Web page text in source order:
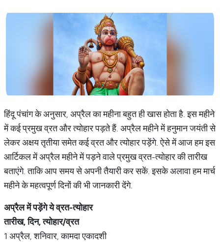
हिंदू पंचांग के अनुसार, अप्रैल का महीना बहुत ही खास होता है. इस महीने
में कई प्रमुख व्रत और त्योहार पड़ते हैं. अप्रैल महीने में हनुमान जयंती से
लेकर अक्षय तृतीया समेत कई व्रत और त्योहार पड़ेंगे. ऐसे में आज हम इस
आर्टिकल में अप्रैल महीने में पड़ने वाले प्रमुख व्रत-त्योहार की तारीख
बताएंगे. ताकि आप समय से अपनी तैयारी कर सकें. इसके अलावा हम मार्च
महीने के महत्वपूर्ण दिनों की भी जानकारी देंगे.
अप्रैलमेंपड़ेंगेयेव्रत-त्योहार
तारीख,दिन,त्योहार/व्रत
1 अप्रैल, शनिवार, कामदा एकादशी